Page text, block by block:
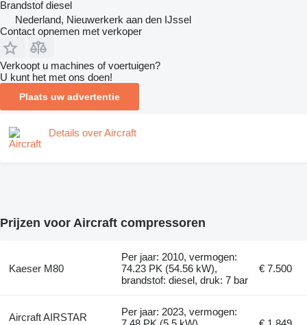
Brandstof diesel
Nederland, Nieuwerkerk aan den IJssel
Contact opnemen met verkoper
Verkoopt u machines of voertuigen?
U kunt het met ons doen!
Plaats uw advertentie
Details over Aircraft
Prijzen voor Aircraft compressoren
Kaeser M80
Per jaar: 2010, vermogen:
74.23 PK (54.56 kW),
brandstof: diesel, druk: 7 bar
€ 7.500
Aircraft AIRSTAR
Per jaar: 2023, vermogen: